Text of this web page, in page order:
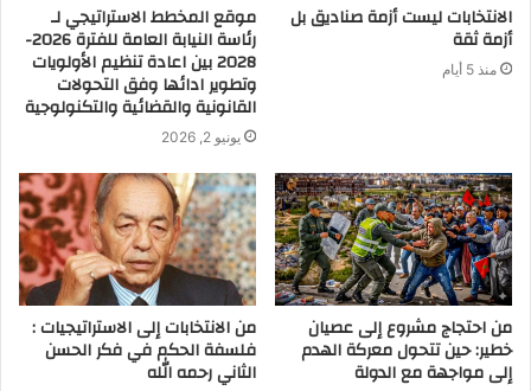
الانتخابات ليست أزمة صناديق بل
أزمة ثقة
منذ 5 أيام
موقع المخطط الاستراتيجي لـ
رئاسة النيابة العامة للفترة 2026-
2028 بين اعادة تنظيم الأولويات
وتطوير ادائها وفق التحولات
القانونية والقضائية والتكنولوجية
يونيو 2, 2026
من احتجاج مشروع إلى عصيان
خطير: حين تتحول معركة الهدم
إلى مواجهة مع الدولة
من الانتخابات إلى الاستراتيجيات :
فلسفة الحكم في فكر الحسن
الثاني رحمه الله